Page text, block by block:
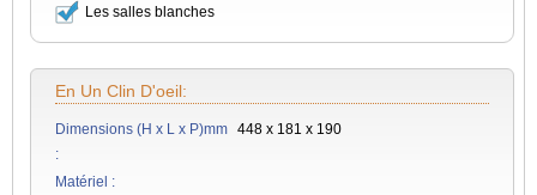
Les salles blanches
En Un Clin D'oeil:
Dimensions (H x L x P)mm
:
448 x 181 x 190
Matériel :